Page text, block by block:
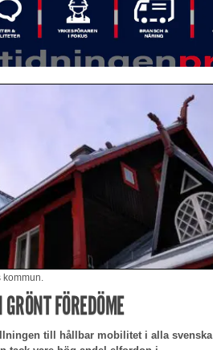
kommun.
FÖREDÖME
till hållbar mobilitet i alla svenska